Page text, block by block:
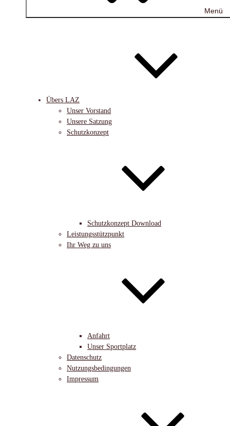
Menü
Übers LAZ
Unser Vorstand
Unsere Satzung
Schutzkonzept
Schutzkonzept Download
Leistungsstützpunkt
Ihr Weg zu uns
Anfahrt
Unser Sportplatz
Datenschutz
Nutzungsbedingungen
Impressum